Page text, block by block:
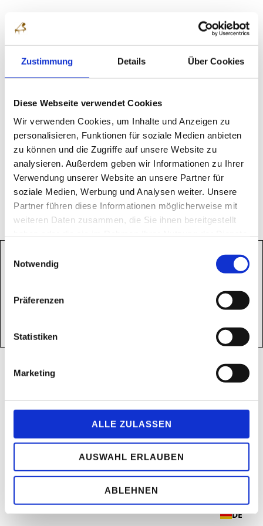
Zustimmung Details Über Cookies
Diese Webseite verwendet Cookies
Wir verwenden Cookies, um Inhalte und Anzeigen zu
personalisieren, Funktionen für soziale Medien anbieten
zu können und die Zugriffe auf unsere Website zu
analysieren. Außerdem geben wir Informationen zu Ihrer
Verwendung unserer Website an unsere Partner für
soziale Medien, Werbung und Analysen weiter. Unsere
Partner führen diese Informationen möglicherweise mit
weiteren Daten zusammen, die Sie ihnen bereitgestellt
Notwendig
Präferenzen
Statistiken
Marketing
ALLE ZULASSEN
AUSWAHL ERLAUBEN
ABLEHNEN
Simon Haje
Liebe Frau Danne-Feldmann & Team,
noch einmal vielen Dank für die exzellente
Organisation des Wettbewerbes. Somit konnte man
sich wirklich auf das Spielen konzentrieren!
DE